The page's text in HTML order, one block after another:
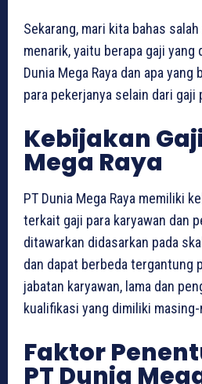
Sekarang, mari kita bahas
menarik, yaitu berapa gaji yang
Dunia Mega Raya dan apa yang
para pekerjanya selain dari gaji
Kebijakan
Mega Raya
PT Dunia Mega Raya memiliki
terkait gaji para karyawan dan
ditawarkan didasarkan pada
dan dapat berbeda tergantung
jabatan karyawan, lama dan
kualifikasi yang dimiliki
Faktor
PT Dunia